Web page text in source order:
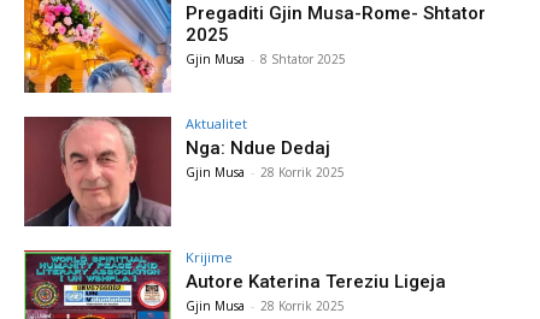
Pregaditi Gjin Musa-Rome- Shtator
2025
Gjin Musa - 8 Shtator 2025
Aktualitet
Nga: Ndue Dedaj
Gjin Musa - 28 Korrik 2025
Krijime
Autore Katerina Tereziu Ligeja
Gjin Musa - 28 Korrik 2025